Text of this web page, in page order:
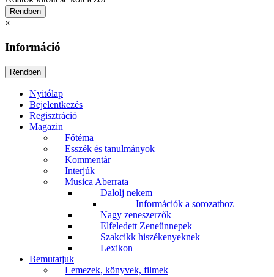
×
Információ
Nyitólap
Bejelentkezés
Regisztráció
Magazin
Főtéma
Esszék és tanulmányok
Kommentár
Interjúk
Musica Aberrata
Dalolj nekem
Információk a sorozathoz
Nagy zeneszerzők
Elfeledett Zeneünnepek
Szakcikk hiszékenyeknek
Lexikon
Bemutatjuk
Lemezek, könyvek, filmek